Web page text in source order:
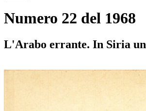
Numero 22 del 1968
L'Arabo errante. In Siria un